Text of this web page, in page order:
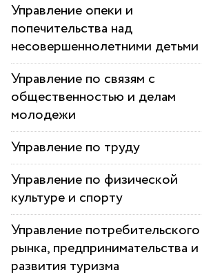
Управление опеки и
попечительства над
несовершеннолетними детьми
Управление по связям с
общественностью и делам
молодежи
Управление по труду
Управление по физической
культуре и спорту
Управление потребительского
рынка, предпринимательства и
развития туризма